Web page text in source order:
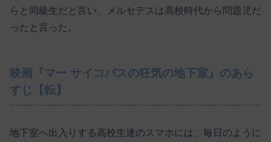
らと同級生だと言い、メルセデスは高校時代から問題児だ
ったと言った。
映画『マー サイコパスの狂気の地下室』のあら
すじ【転】
地下室へ出入りする高校生達のスマホには、毎日のように